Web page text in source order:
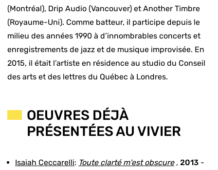
(Montréal), Drip Audio (Vancouver) et Another Timbre
(Royaume-Uni). Comme batteur, il participe depuis le
milieu des années 1990 à d’innombrables concerts et
enregistrements de jazz et de musique improvisée. En
2015, il était l’artiste en résidence au studio du Conseil
des arts et des lettres du Québec à Londres.
OEUVRES DÉJÀ
PRÉSENTÉES AU VIVIER
Isaiah Ceccarelli: Toute clarté m'est obscure , 2013 -